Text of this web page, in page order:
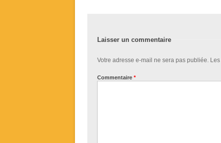
Laisser un commentaire
Votre adresse e-mail ne sera pas publiée.
Commentaire *